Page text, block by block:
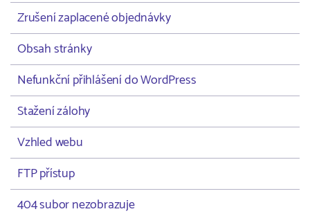
Zrušení zaplacené objednávky
Obsah stránky
Nefunkční přihlášení do WordPress
Stažení zálohy
Vzhled webu
FTP přístup
404 subor nezobrazuje